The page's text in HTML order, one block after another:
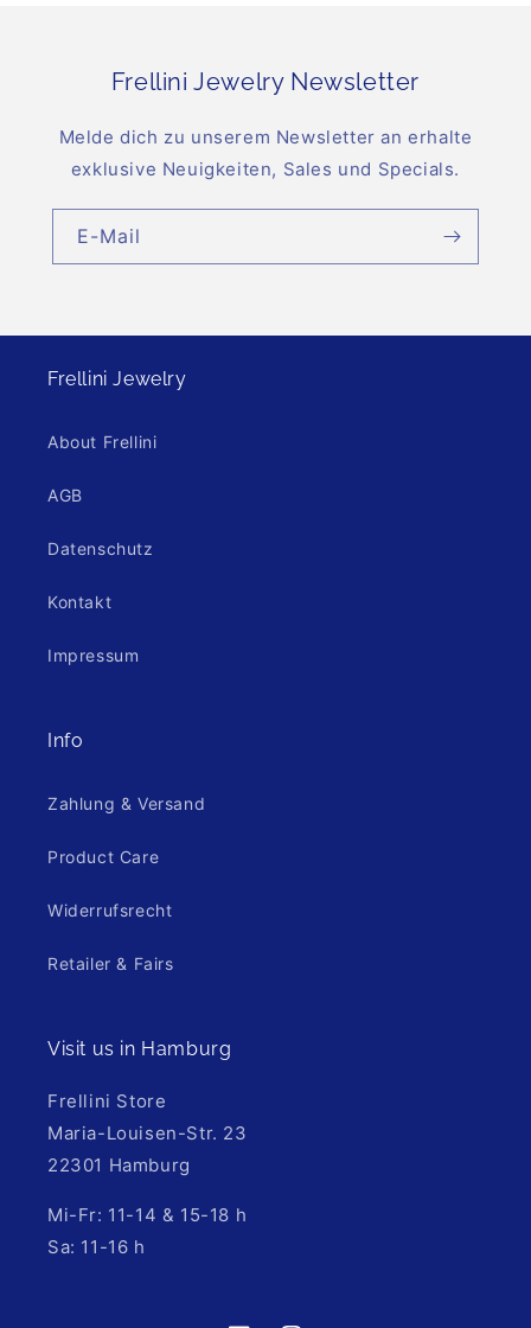
Frellini Jewelry Newsletter
Melde dich zu unserem Newsletter an erhalte
exklusive Neuigkeiten, Sales und Specials.
E-Mail
Frellini Jewelry
About Frellini
AGB
Datenschutz
Kontakt
Impressum
Info
Zahlung & Versand
Product Care
Widerrufsrecht
Retailer & Fairs
Visit us in Hamburg
Frellini Store
Maria-Louisen-Str. 23
22301 Hamburg
Mi-Fr: 11-14 & 15-18 h
Sa: 11-16 h